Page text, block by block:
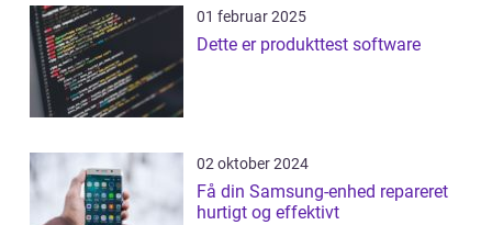
01 februar 2025
Dette er produkttest software
02 oktober 2024
Få din Samsung-enhed repareret
hurtigt og effektivt